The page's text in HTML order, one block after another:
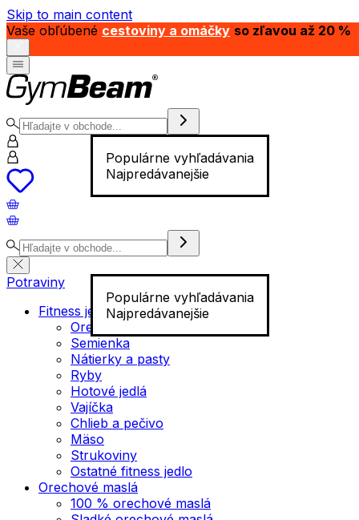
Skip to main content
Vaše obľúbené cestoviny a omáčky so zľavou až 20 %
Populárne vyhľadávania
Najpredávanejšie
Populárne vyhľadávania
Najpredávanejšie
Potraviny
Fitness jedlo
Orechy
Semienka
Nátierky a pasty
Ryby
Hotové jedlá
Vajíčka
Chlieb a pečivo
Mäso
Strukoviny
Ostatné fitness jedlo
Orechové maslá
100 % orechové maslá